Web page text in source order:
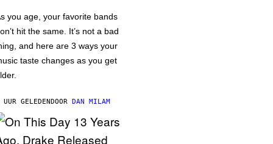
you age, your favorite bands
hit the same. It’s not a bad
and here are 3 ways your
taste changes as you get
GELEDENDOOR DAN MILAM